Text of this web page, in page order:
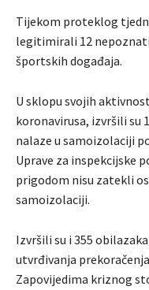
Tijekom proteklog
legitimirali 12
športskih događaja.
U sklopu svojih
koronavirusa, izvršili su
nalaze u samoizolaciji
Uprave za inspekcijske
prigodom nisu zatekli
samoizolaciji.
Izvršili su i 355
utvrđivanja
Zapovijedima kriznog